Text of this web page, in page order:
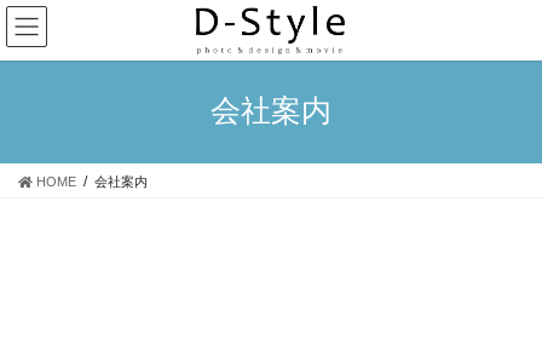
コ
ン
テ
移
ナ
ビ
ゲ
ン
会社案内
HOME 会社案内